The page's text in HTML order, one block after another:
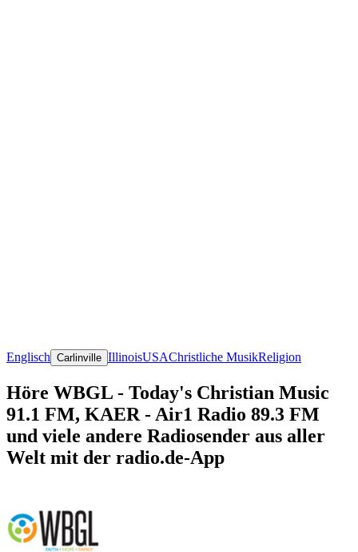
Englisch Carlinville IllinoisUSAChristliche MusikReligion
Höre WBGL - Today's Christian Music
91.1 FM, KAER - Air1 Radio 89.3 FM
und viele andere Radiosender aus aller
Welt mit der radio.de-App